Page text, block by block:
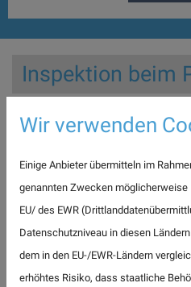
Inspektion beim
Mit Ihrem Fahrzeug sicher
Wir verwenden
Einige Anbieter übermitteln im
genannten Zwecken möglicherweise
EU/ des EWR
Datenschutzniveau in diesen
dem in den EU-/EWR-Ländern
erhöhtes Risiko, dass staatliche